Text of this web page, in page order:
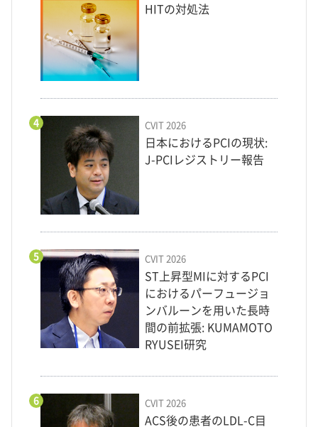
HITの対処法
4 CVIT 2026
日本におけるPCIの現状:
J-PCIレジストリー報告
5 CVIT 2026
ST上昇型MIに対するPCI
におけるパーフュージョ
ンバルーンを用いた長時
間の前拡張: KUMAMOTO
RYUSEI研究
6 CVIT 2026
ACS後の患者のLDL-C目